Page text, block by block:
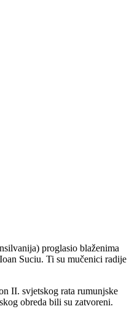
proglasio blaženima
Suciu. Ti su mučenici radije
II. svjetskog rata rumunjske
obreda bili su zatvoreni.